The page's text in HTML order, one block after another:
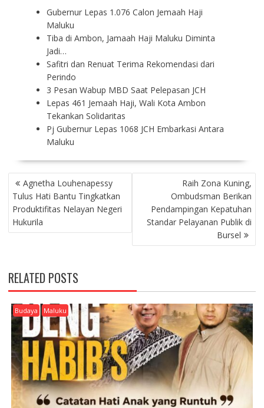
Gubernur Lepas 1.076 Calon Jemaah Haji
Maluku
Tiba di Ambon, Jamaah Haji Maluku Diminta
Jadi…
Safitri dan Renuat Terima Rekomendasi dari
Perindo
3 Pesan Wabup MBD Saat Pelepasan JCH
Lepas 461 Jemaah Haji, Wali Kota Ambon
Tekankan Solidaritas
Pj Gubernur Lepas 1068 JCH Embarkasi Antara
Maluku
P
O
S
T
N
I
G
A
T
O
N
Agnetha Louhenapessy
Tulus Hati Bantu Tingkatkan
Produktifitas Nelayan Negeri
Hukurila
Raih Zona Kuning,
Ombudsman Berikan
Pendampingan Kepatuhan
Standar Pelayanan Publik di
Bursel
RELATED POSTS
Budaya Maluku